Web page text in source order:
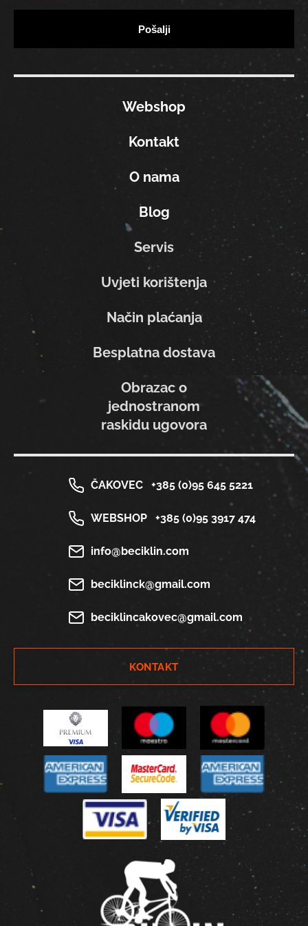
Webshop
Kontakt
O nama
Blog
Servis
Uvjeti korištenja
Način plaćanja
Besplatna dostava
Obrazac o
jednostranom
raskidu ugovora
ČAKOVEC +385 (0)95 645 5221
WEBSHOP +385 (0)95 3917 474
info@beciklin.com
beciklinck@gmail.com
beciklincakovec@gmail.com
KONTAKT